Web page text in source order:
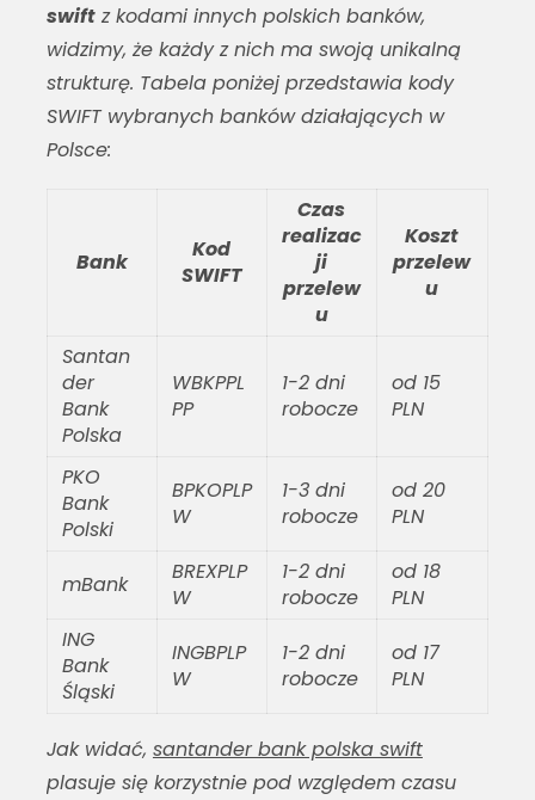
swiftz kodami innych polskich banków,
widzimy, że każdy z nich ma swoją unikalną
strukturę. Tabela poniżej przedstawia kody
SWIFT wybranych banków działających w
Polsce:
Bank
Kod
SWIFT
Czas
realizac
ji
przelew
u
Koszt
przelew
u
Santan
der
Bank
Polska
WBKPPL
PP
1-2 dni
robocze
od 15
PLN
PKO
Bank
Polski
BPKOPLP
W
1-3 dni
robocze
od 20
PLN
mBank
BREXPLP
W
1-2 dni
robocze
od 18
PLN
ING
Bank
Śląski
INGBPLP
W
1-2 dni
robocze
od 17
PLN
Jak widać, santander bank polska swift
plasuje się korzystnie pod względem czasu